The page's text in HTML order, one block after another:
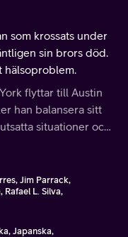
som krossats under
hälsoproblem.
flyttar till Austin
han balansera sitt
situationer och
Jim Parrack,
L. Silva,
Japanska,